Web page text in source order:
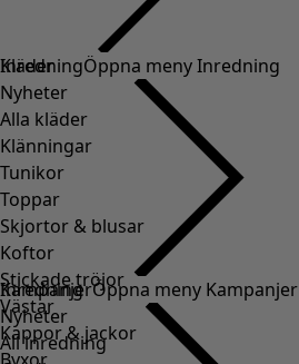
Kläder
Nyheter
Alla kläder
Klänningar
Tunikor
Toppar
Skjortor & blusar
Koftor
Stickade tröjor
Västar
Kappor & jackor
InredningÖppna meny Inredning
Inredning
Nyheter
All inredning
KampanjerÖppna meny Kampanjer